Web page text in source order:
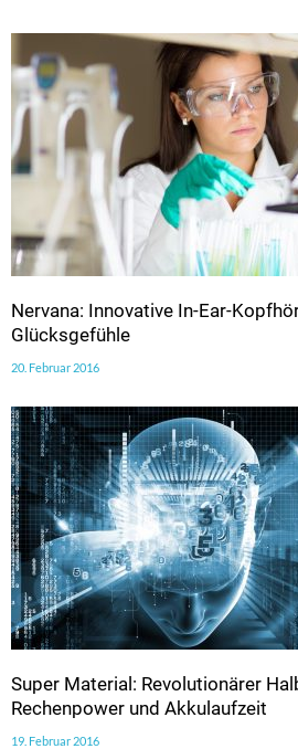
Nervana: Innovative In-Ear-
Glücksgefühle
20. Februar 2016
Super Material: Revolutionärer
Rechenpower und Akkulaufzeit
19. Februar 2016